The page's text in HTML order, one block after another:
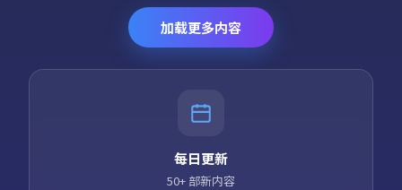
加载更多内容
每日更新
50+ 部新内容